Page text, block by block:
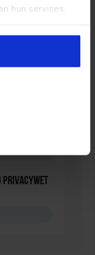
hun services.
Privacywet